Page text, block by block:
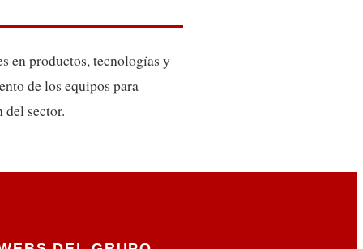
en productos, tecnologías y
de los equipos para
sector.